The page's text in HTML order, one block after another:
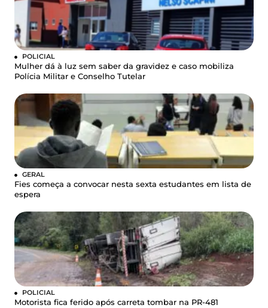
POLICIAL
Mulher dá à luz sem saber da gravidez e caso mobiliza
Polícia Militar e Conselho Tutelar
GERAL
Fies começa a convocar nesta sexta estudantes em lista de
espera
POLICIAL
Motorista fica ferido após carreta tombar na PR-481